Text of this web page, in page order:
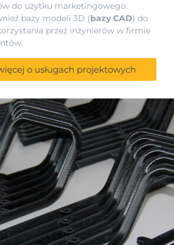
do użytku marketingowego.
bazy modeli 3D (bazy CAD) do
przez inżynierów w firmie
o usługach projektowych